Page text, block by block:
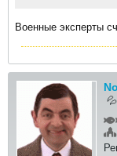
Военные эксперты